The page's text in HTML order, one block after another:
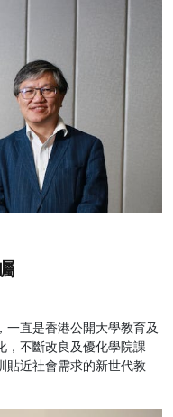
一直是香港公開大學教育及
，不斷改良及優化學院課
貼近社會需求的新世代教